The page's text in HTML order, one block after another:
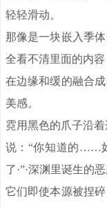
轻轻滑动。
那像是一块嵌入季
全看不清里面的内
在边缘和缓的融合
美感。
霓用黑色的爪子沿
说：“你知道的……
了·”·深渊里诞生的
它们即使本源被捏